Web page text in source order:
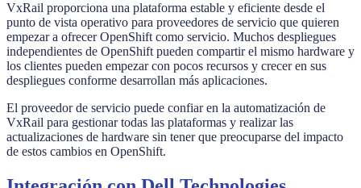
VxRail proporciona una plataforma estable y eficiente desde el
punto de vista operativo para proveedores de servicio que quieren
empezar a ofrecer OpenShift como servicio. Muchos despliegues
independientes de OpenShift pueden compartir el mismo hardware y
los clientes pueden empezar con pocos recursos y crecer en sus
despliegues conforme desarrollan más aplicaciones.
El proveedor de servicio puede confiar en la automatización de
VxRail para gestionar todas las plataformas y realizar las
actualizaciones de hardware sin tener que preocuparse del impacto
de estos cambios en OpenShift.